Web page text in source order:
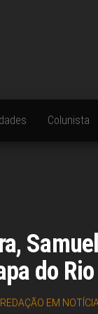
Colunista
do Rio
REDAÇÃO EM NOTÍCIA